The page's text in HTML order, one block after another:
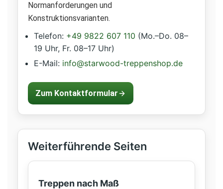
Normanforderungen und
Konstruktionsvarianten.
Telefon: +49 9822 607 110 (Mo.–Do. 08–
19 Uhr, Fr. 08–17 Uhr)
E-Mail: info@starwood-treppenshop.de
Zum Kontaktformular
Weiterführende Seiten
Treppen nach Maß